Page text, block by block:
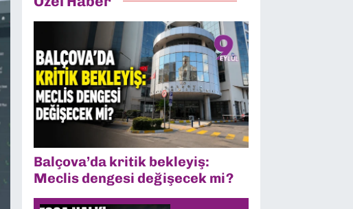
Balçova’da kritik bekleyiş:
Meclis dengesi değişecek mi?